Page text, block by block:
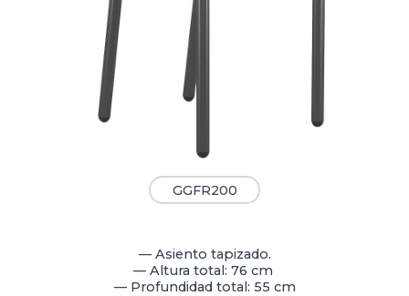
GGFR200
— Asiento tapizado.
— Altura total: 76 cm
— Profundidad total: 55 cm